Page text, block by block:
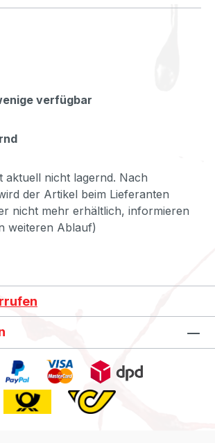
verfügbar
aktuell nicht lagernd. Nach
der Artikel beim Lieferanten
nicht mehr erhältlich, informieren
weiteren Ablauf)